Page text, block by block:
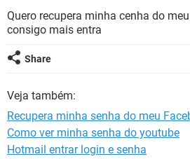
GUIA DE COMPRAS
INSTAGRAM
GUIA DE COMPRAS
CELULAR
INSTAGRAM
GUIA DE COMPRAS
Quero recupera minha cenha do
consigo mais entra
Share
Veja também:
Recupera minha senha do meu
Como ver minha senha do youtube
Hotmail entrar login e senha